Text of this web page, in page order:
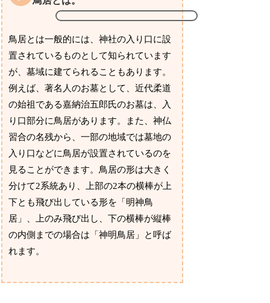
鳥居とは一般的には、神社の入り口に設
置されているものとして知られています
が、墓域に建てられることもあります。
例えば、著名人のお墓として、近代柔道
の始祖である嘉納治五郎氏のお墓は、入
り口部分に鳥居があります。また、神仏
習合の名残から、一部の地域では墓地の
入り口などに鳥居が設置されているのを
見ることができます。鳥居の形は大きく
分けて2系統あり、上部の2本の横棒が上
下とも飛び出している形を「明神鳥
居」、上のみ飛び出し、下の横棒が縦棒
の内側までの場合は「神明鳥居」と呼ば
れます。